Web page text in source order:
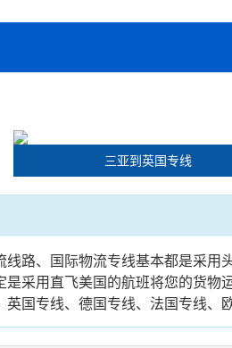
三亚到英国专线
路、国际物流专线基本都是采
采用直飞美国的航班将您的货
国专线、德国专线、法国专线、